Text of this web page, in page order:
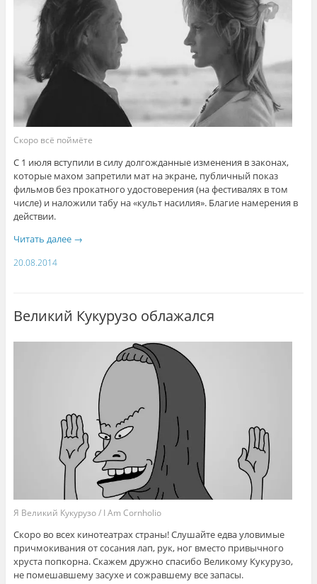
Скоро всё поймёте
С 1 июля вступили в силу долгожданные изменения в законах,
которые махом запретили мат на экране, публичный показ
фильмов без прокатного удостоверения (на фестивалях в том
числе) и наложили табу на «культ насилия». Благие намерения в
действии.
Читать далее →
20.08.2014
Великий Кукурузо облажался
Я Великий Кукурузо / I Am Cornholio
Скоро во всех кинотеатрах страны! Слушайте едва уловимые
причмокивания от сосания лап, рук, ног вместо привычного
хруста попкорна. Скажем дружно спасибо Великому Кукурузо,
не помешавшему засухе и сожравшему все запасы.